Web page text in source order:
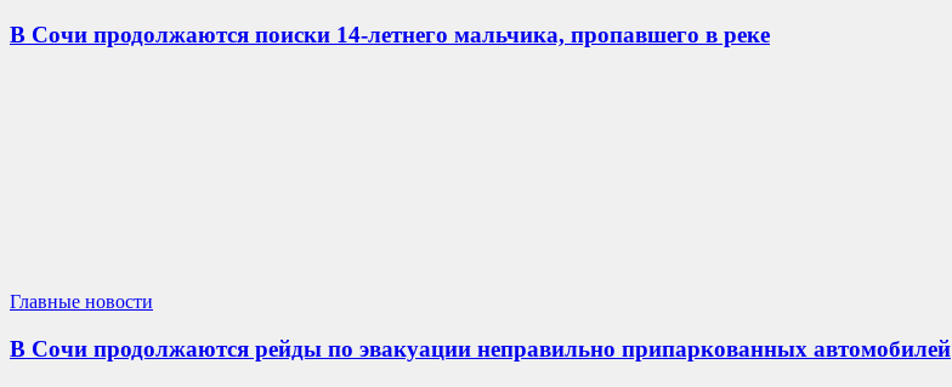
В Сочи продолжаются поиски 14-летнего мальчика, пропавшего в реке
Главные новости
В Сочи продолжаются рейды по эвакуации неправильно припаркованных автомобилей